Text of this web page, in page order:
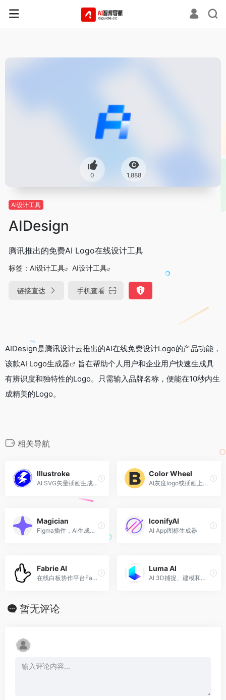
0 1,888
AI设计工具
AIDesign
腾讯推出的免费AI Logo在线设计工具
标签： AI设计工具 AI设计工具
链接直达 手机查看
AIDesign是腾讯设计云推出的AI在线免费设计Logo的产品功能，
该款AI Logo生成器
旨在帮助个人用户和企业用户快速生成具
有辨识度和独特性的Logo。只需输入品牌名称，便能在10秒内生
成精美的Logo。
相关导航
Illustroke
AI SVG矢量插画生成工具
Color Wheel
AI灰度logo或插画上色工具
Magician
Figma插件，AI生成图标、图片和UX文案
IconifyAI
AI App图标生成器
Fabrie AI
在线白板协作平台Fabrie推出的AI设计助手，支持多种渲染模式
Luma AI
AI 3D捕捉、建模和渲染
暂无评论